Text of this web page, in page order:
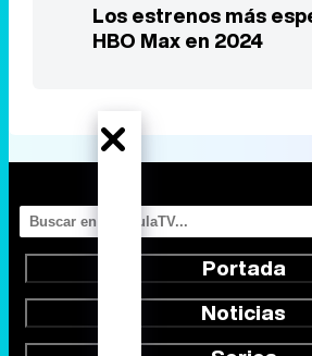
Los estrenos más
HBO Max en 2024
Portada
Noticias